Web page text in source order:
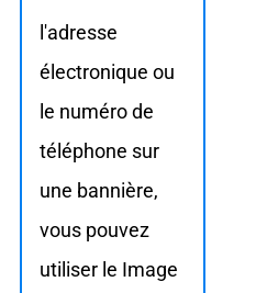
l'adresse
électronique ou
le numéro de
téléphone sur
une bannière,
vous pouvez
utiliser le Image